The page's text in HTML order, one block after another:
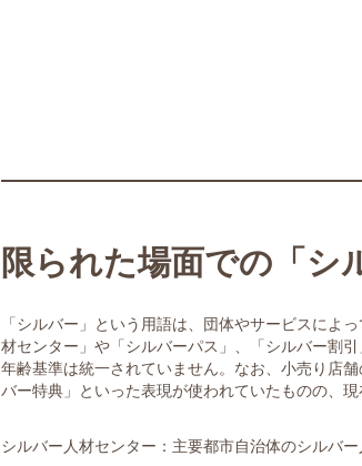
限られた場面での「シ
「シルバー」という用語は、団体やサービスによ
材センター」や「シルバーパス」、「シルバー割
年齢基準は統一されていません。なお、小売り店
バー特典」といった表現が使われていたものの、
シルバー人材センター：主要都市自治体のシルバー